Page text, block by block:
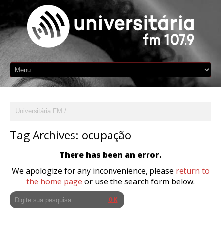
Universitária FM
Tag Archives: ocupação
There has been an error.
We apologize for any inconvenience, please return to
the home page or use the search form below.